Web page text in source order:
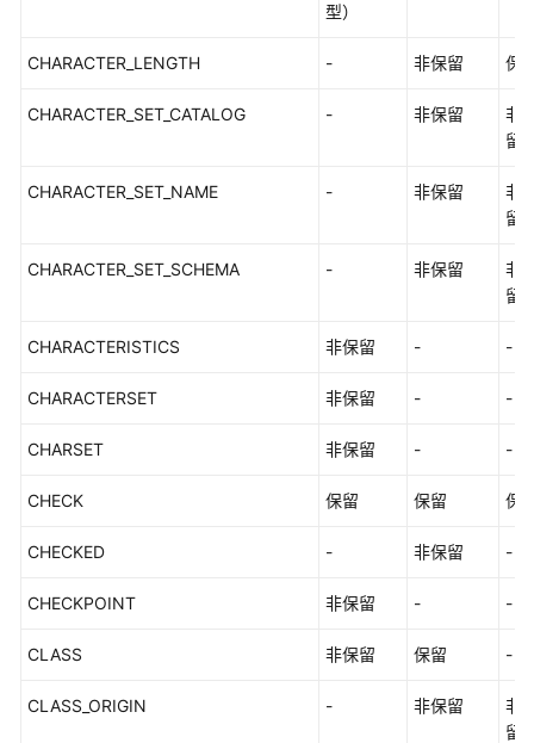
（分
式）
Compatibility
指
中
佳
践
能
皮
型）
CHARACTER_LENGTH - 非保留 保
CHARACTER_SET_CATALOG - 非保留
非
留
CHARACTER_SET_NAME - 非保留
非
留
CHARACTER_SET_SCHEMA - 非保留
非
留
CHARACTERISTICS 非保留 - -
CHARACTERSET 非保留 - -
CHARSET 非保留 - -
CHECK 保留 保留 保
CHECKED - 非保留 -
CHECKPOINT 非保留 - -
CLASS 非保留 保留 -
CLASS_ORIGIN - 非保留
非
留